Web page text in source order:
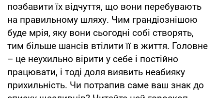
позбавити їх відчуття, що вони перебувають
на правильному шляху. Чим грандіознішою
буде мрія, яку вони сьогодні собі створять,
тим більше шансів втілити її в життя. Головне
– це неухильно вірити у себе і постійно
працювати, і тоді доля виявить неабияку
прихильність. Чи потрапив саме ваш знак до